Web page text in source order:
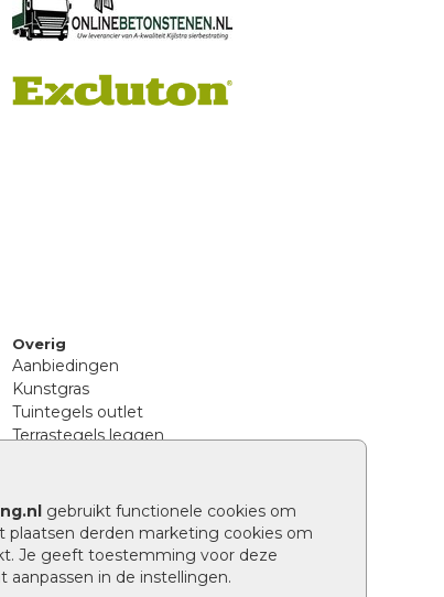
gebruikt functionele cookies om
plaatsen derden marketing cookies om
Je geeft toestemming voor deze
in de instellingen.
Overig
Aanbiedingen
Kunstgras
Tuintegels outlet
Terrastegels leggen
Legpatronen betonstenen
Hoe betonstenen onderhouden
Aanlegtips voor betonstenen
Verschil betontegels en keramische